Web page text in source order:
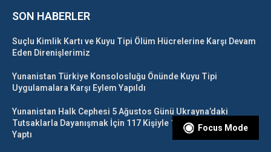
SON HABERLER
Suçlu Kimlik Kartı ve Kuyu Tipi Ölüm Hücrelerine Karşı Devam
Eden Direnişlerimiz
Yunanistan Türkiye Konsolosluğu Önünde Kuyu Tipi
Uygulamalara Karşı Eylem Yapıldı
Yunanistan Halk Cephesi 5 Ağustos Günü Ukrayna’daki
Tutsaklarla Dayanışmak İçin 117 Kişiyle 1 Günlük Açlık Grevi
Yaptı
Focus Mode